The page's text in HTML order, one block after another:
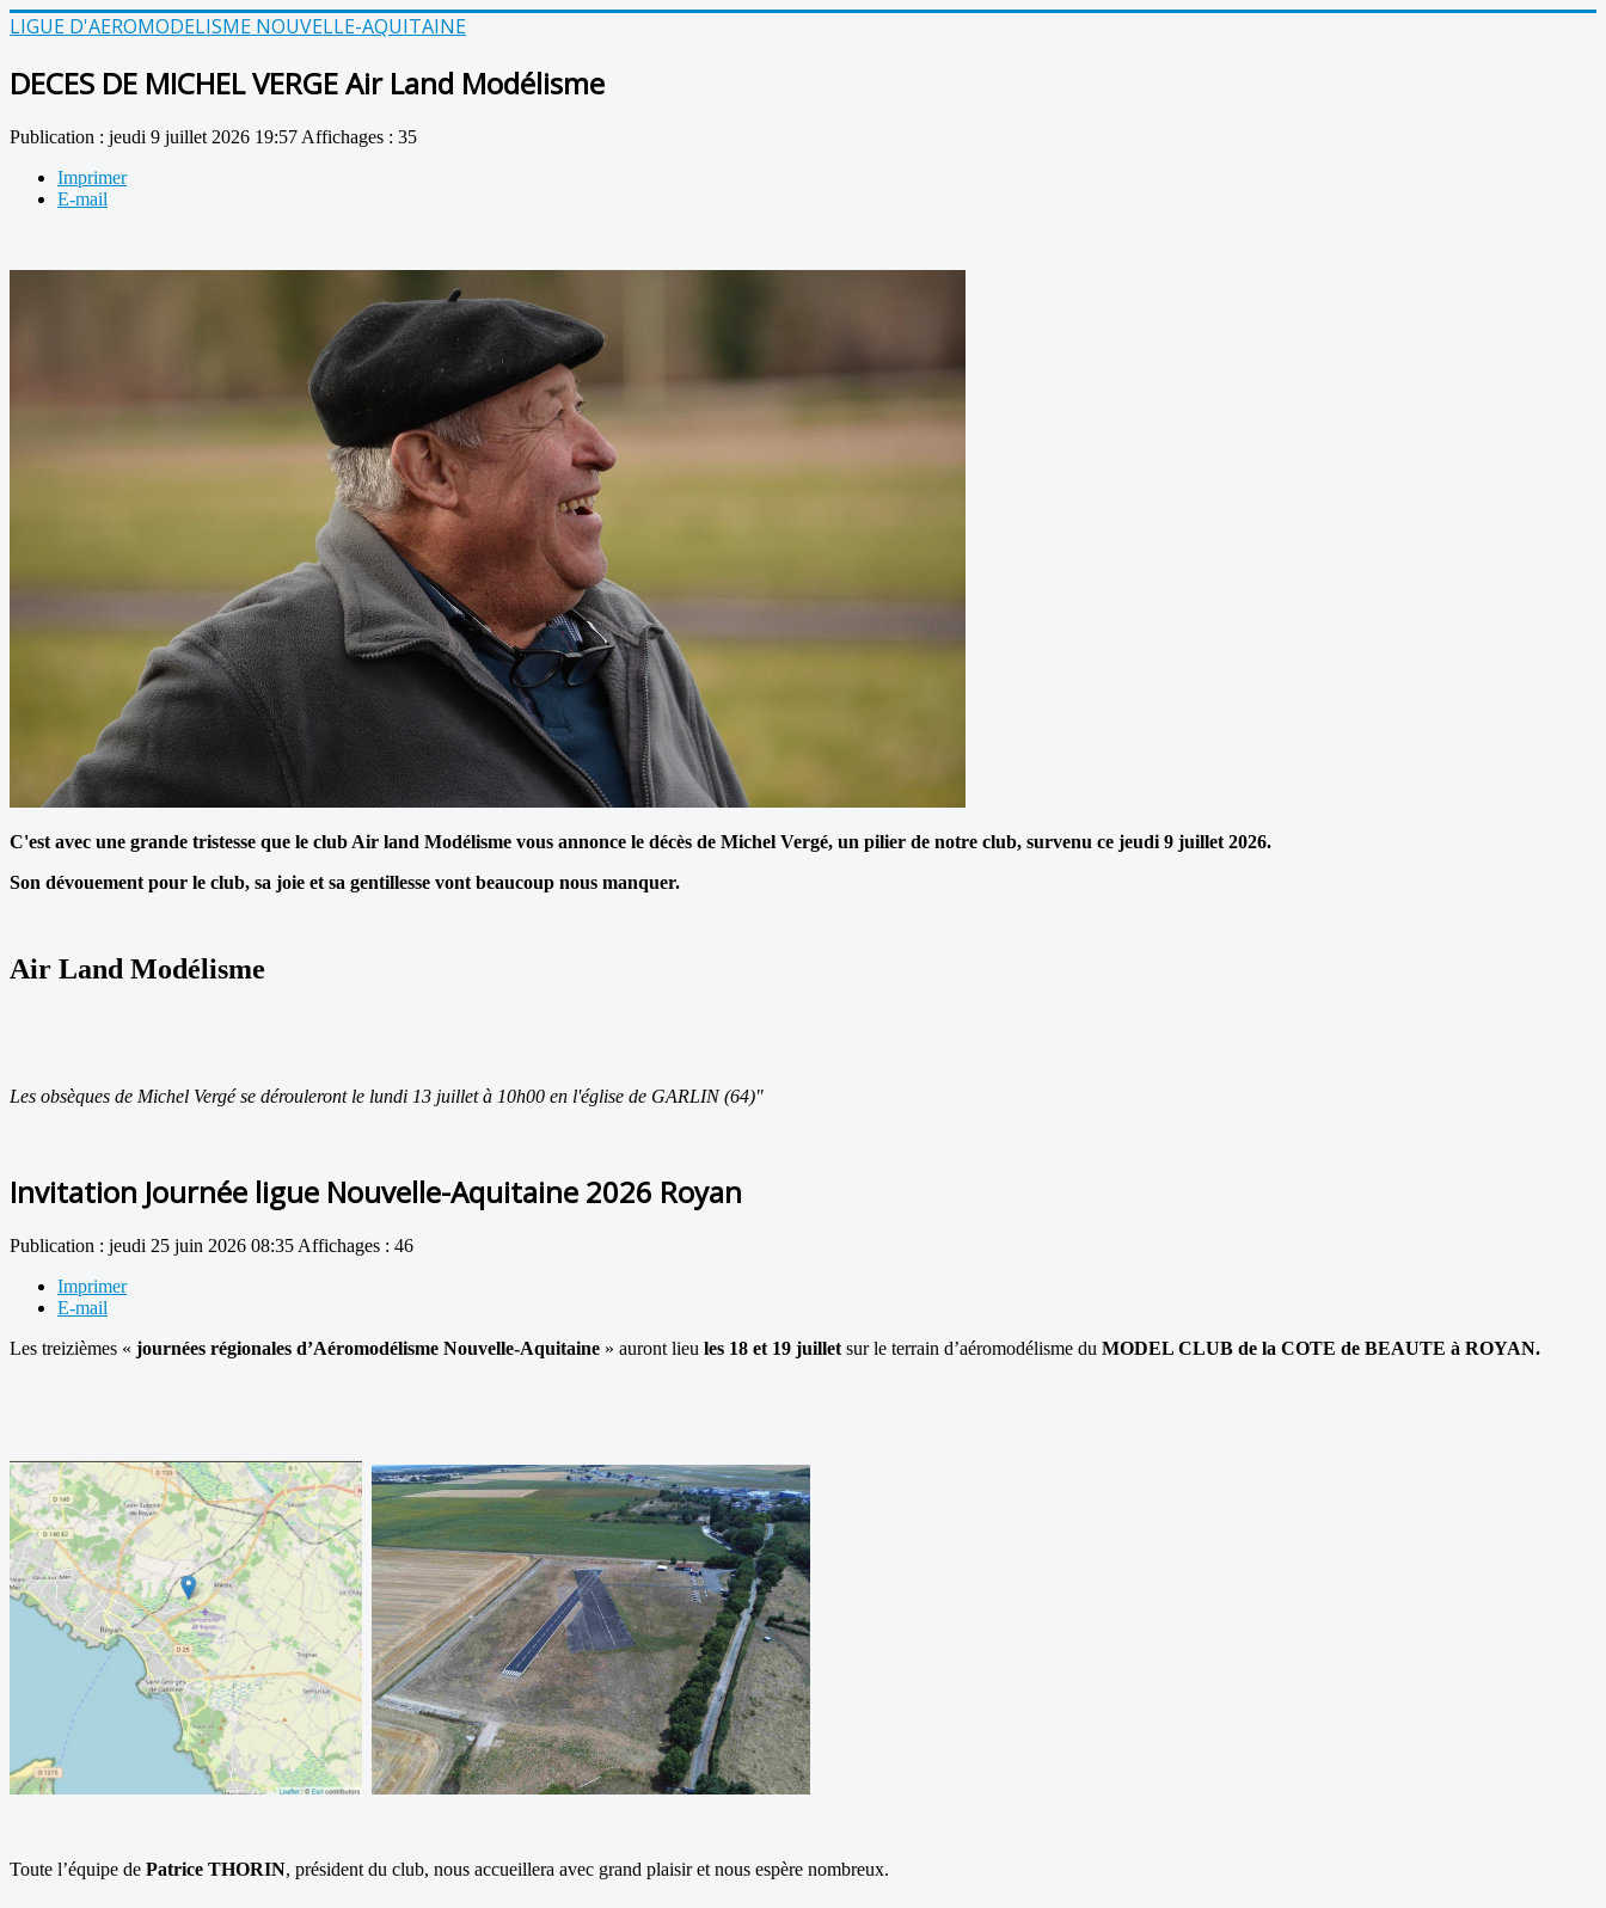
LIGUE D'AEROMODELISME NOUVELLE-AQUITAINE
DECES DE MICHEL VERGE Air Land Modélisme
Publication : jeudi 9 juillet 2026 19:57 Affichages : 35
Imprimer
E-mail
C'est avec une grande tristesse que le club Air land Modélisme vous annonce le décès de Michel Vergé, un pilier de notre club, survenu ce jeudi 9 juillet 2026.
Son dévouement pour le club, sa joie et sa gentillesse vont beaucoup nous manquer.
Air Land Modélisme
Les obsèques de Michel Vergé se dérouleront le lundi 13 juillet à 10h00 en l'église de GARLIN (64)"
Invitation Journée ligue Nouvelle-Aquitaine 2026 Royan
Publication : jeudi 25 juin 2026 08:35 Affichages : 46
Imprimer
E-mail
Les treizièmes « journées régionales d’Aéromodélisme Nouvelle-Aquitaine » auront lieu les 18 et 19 juillet sur le terrain d’aéromodélisme du MODEL CLUB de la COTE de BEAUTE à ROYAN.
Toute l’équipe de Patrice THORIN, président du club, nous accueillera avec grand plaisir et nous espère nombreux.